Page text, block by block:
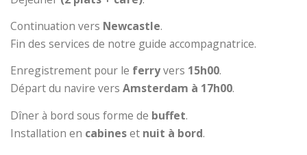
Continuation vers Newcastle.
Fin des services de notre guide accompagnatrice.
Enregistrement pour le ferryvers 15h00.
Départ du navire vers Amsterdam à 17h00.
Dîner à bord sous forme de buffet.
Installation en cabineset nuit à bord.